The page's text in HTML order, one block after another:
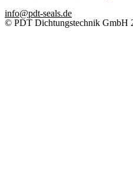
info@pdt-seals.de
© PDT Dichtungstechnik GmbH